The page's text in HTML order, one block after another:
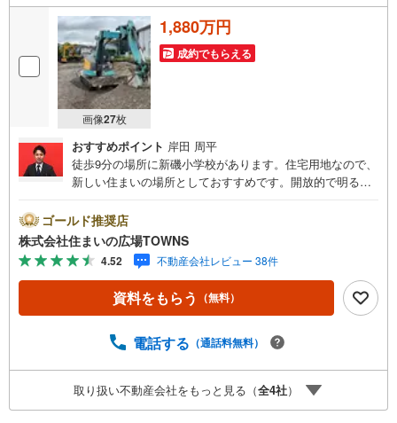
画像27枚
1,880万円
成約でもらえる
おすすめポイント 岸田 周平
徒歩9分の場所に新磯小学校があります。住宅用地なので、
新しい住まいの場所としておすすめです。開放的で明るく
ーズも高くおすすめです。売地をお探しの方に是非見て頂
きたいイチオシの土地です。土地面積は126.5平米（公簿）
で一押しです。【年中無休/9:00～21:00】人気物件は特に
お問い合わせが集中するため、お早めにお電話下さい。
「室内・現地を見学する」ボタンよりご予約頂くとご見学
がスムーズです。■その他、各種ご相談も承っております。
住まいの広場TOWNSからお客様へ経験豊富なスタッフが親
他社様掲載物件も併せてご紹介可能ですのでお気軽にお問
い合わせ下さい♪駐車場もございますので、お車でのお越
しも大歓迎です！
ゴールド推奨店
株式会社住まいの広場TOWNS
4.52 不動産会社レビュー 38件
資料をもらう （無料）
電話する （通話料無料）
取り扱い不動産会社をもっと見る（全4社）